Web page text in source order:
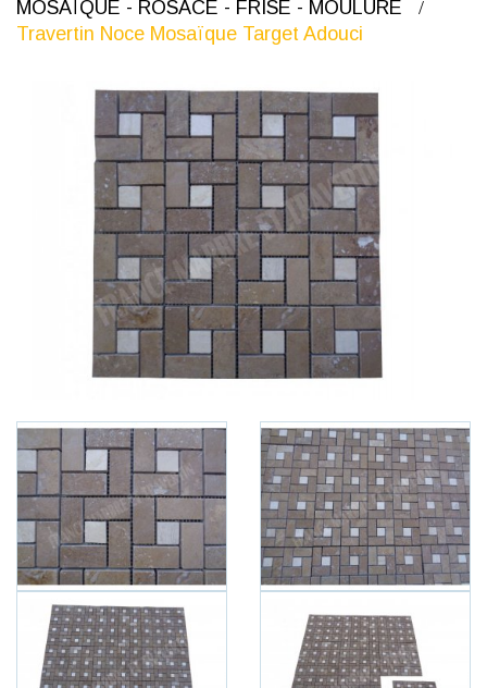
MOSAÏQUE - ROSACE - FRISE - MOULURE
Travertin Noce Mosaïque Target Adouci